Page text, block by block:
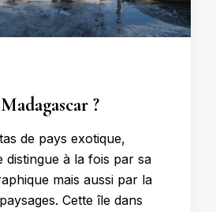
?
de pays exotique,
distingue à la fois par sa
mais aussi par la
Cette île dans